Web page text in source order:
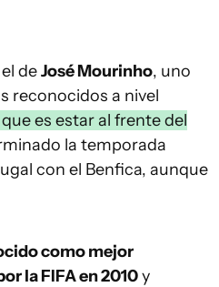
deJosé Mourinho, uno
reconocidos a nivel
es estar al frente del
la temporada
con el Benfica, aunque
como mejor
la FIFA en 2010y